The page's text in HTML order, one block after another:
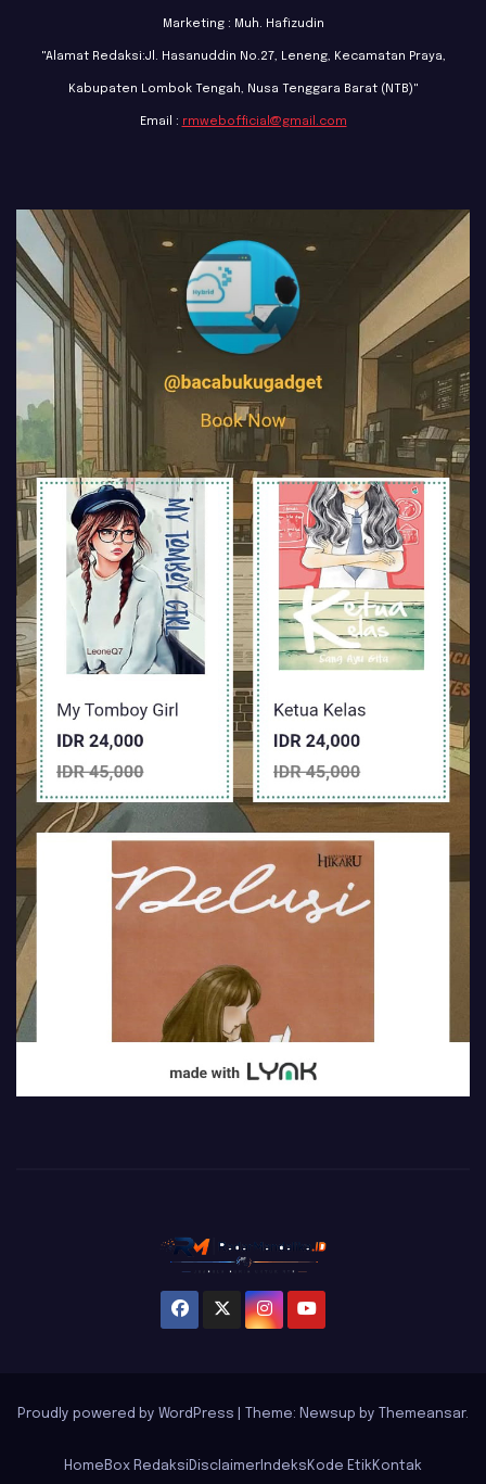
Marketing : Muh. Hafizudin
"Alamat Redaksi:Jl. Hasanuddin No.27, Leneng, Kecamatan Praya,
Kabupaten Lombok Tengah, Nusa Tenggara Barat (NTB)"
Email : rmwebofficial@gmail.com
Proudly powered by WordPress Theme: Newsup by Themeansar.
Home Box Redaksi Disclaimer Indeks Kode Etik Kontak